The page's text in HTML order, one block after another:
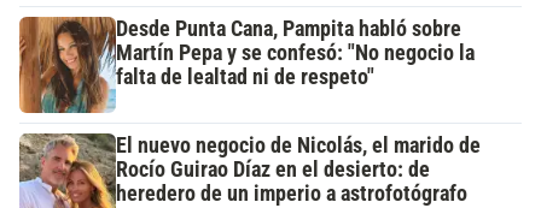
Desde Punta Cana, Pampita habló sobre
Martín Pepa y se confesó: "No negocio la
falta de lealtad ni de respeto"
El nuevo negocio de Nicolás, el marido de
Rocío Guirao Díaz en el desierto: de
heredero de un imperio a astrofotógrafo